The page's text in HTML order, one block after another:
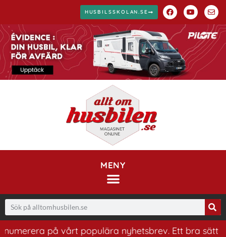
HUSBILSSKOLAN.SE
MENY
på vårt populära nyhetsbrev. Ett bra sätt att ha